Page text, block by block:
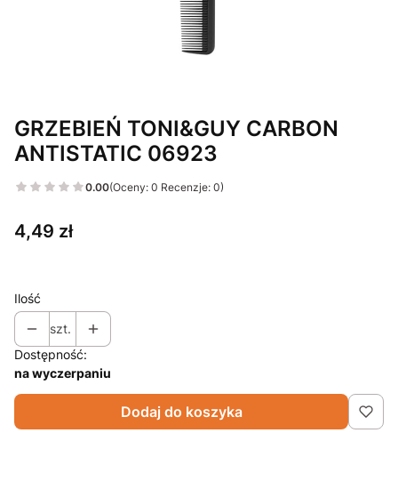
GRZEBIEŃ TONI&GUY CARBON
ANTISTATIC 06923
0.00(Oceny: 0 Recenzje: 0)
Cena
4,49 zł
Ilość
szt.
Dostępność:
na wyczerpaniu
Dodaj do koszyka